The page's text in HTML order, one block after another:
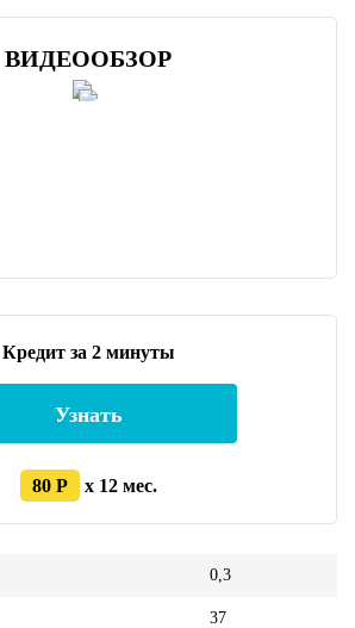
ВИДЕООБЗОР
Кредит за 2 минуты
Узнать
80 Р x 12 мес.
0,3
37